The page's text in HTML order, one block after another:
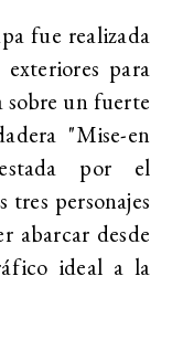
fue realizada
para
sobre un fuerte
"Mise-en
por el
personajes
abarcar desde
ideal a la